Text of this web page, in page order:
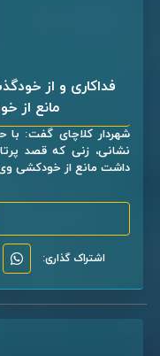
فداکاری و از
مانع از
شهردار کلاچای گفت: با
نشانی، زنی که قصد
داشت مانع از خودکشی
اشتراک گذاری: